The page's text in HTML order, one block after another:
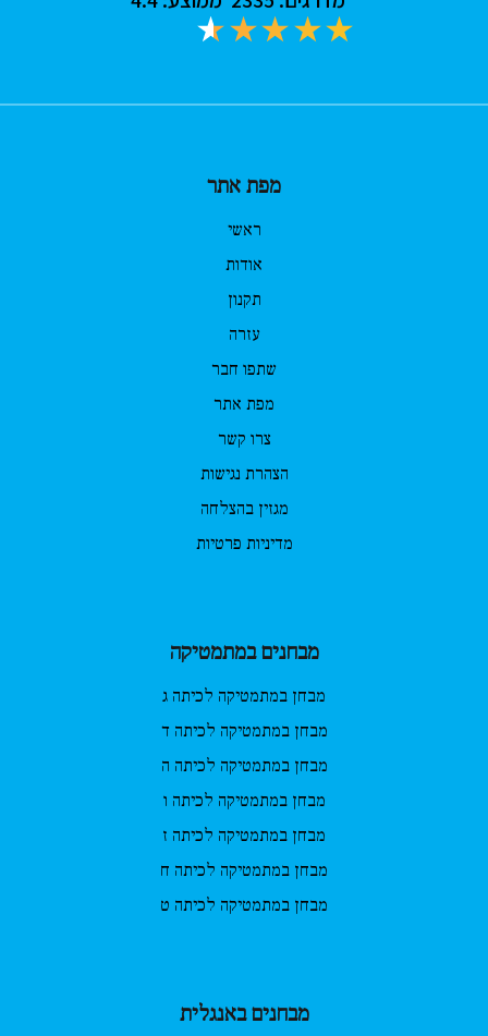
מפת אתר
ראשי
אודות
תקנון
עזרה
שתפו חבר
מפת אתר
צרו קשר
הצהרת נגישות
מגזין בהצלחה
מדיניות פרטיות
מבחנים במתמטיקה
מבחן במתמטיקה לכיתה ג
מבחן במתמטיקה לכיתה ד
מבחן במתמטיקה לכיתה ה
מבחן במתמטיקה לכיתה ו
מבחן במתמטיקה לכיתה ז
מבחן במתמטיקה לכיתה ח
מבחן במתמטיקה לכיתה ט
מבחנים באנגלית